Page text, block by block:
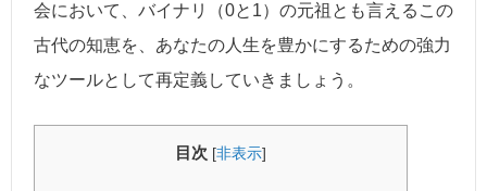
会において、バイナリ（0と1）の元祖とも言えるこの
古代の知恵を、あなたの人生を豊かにするための強力
なツールとして再定義していきましょう。
目次 [非表示]